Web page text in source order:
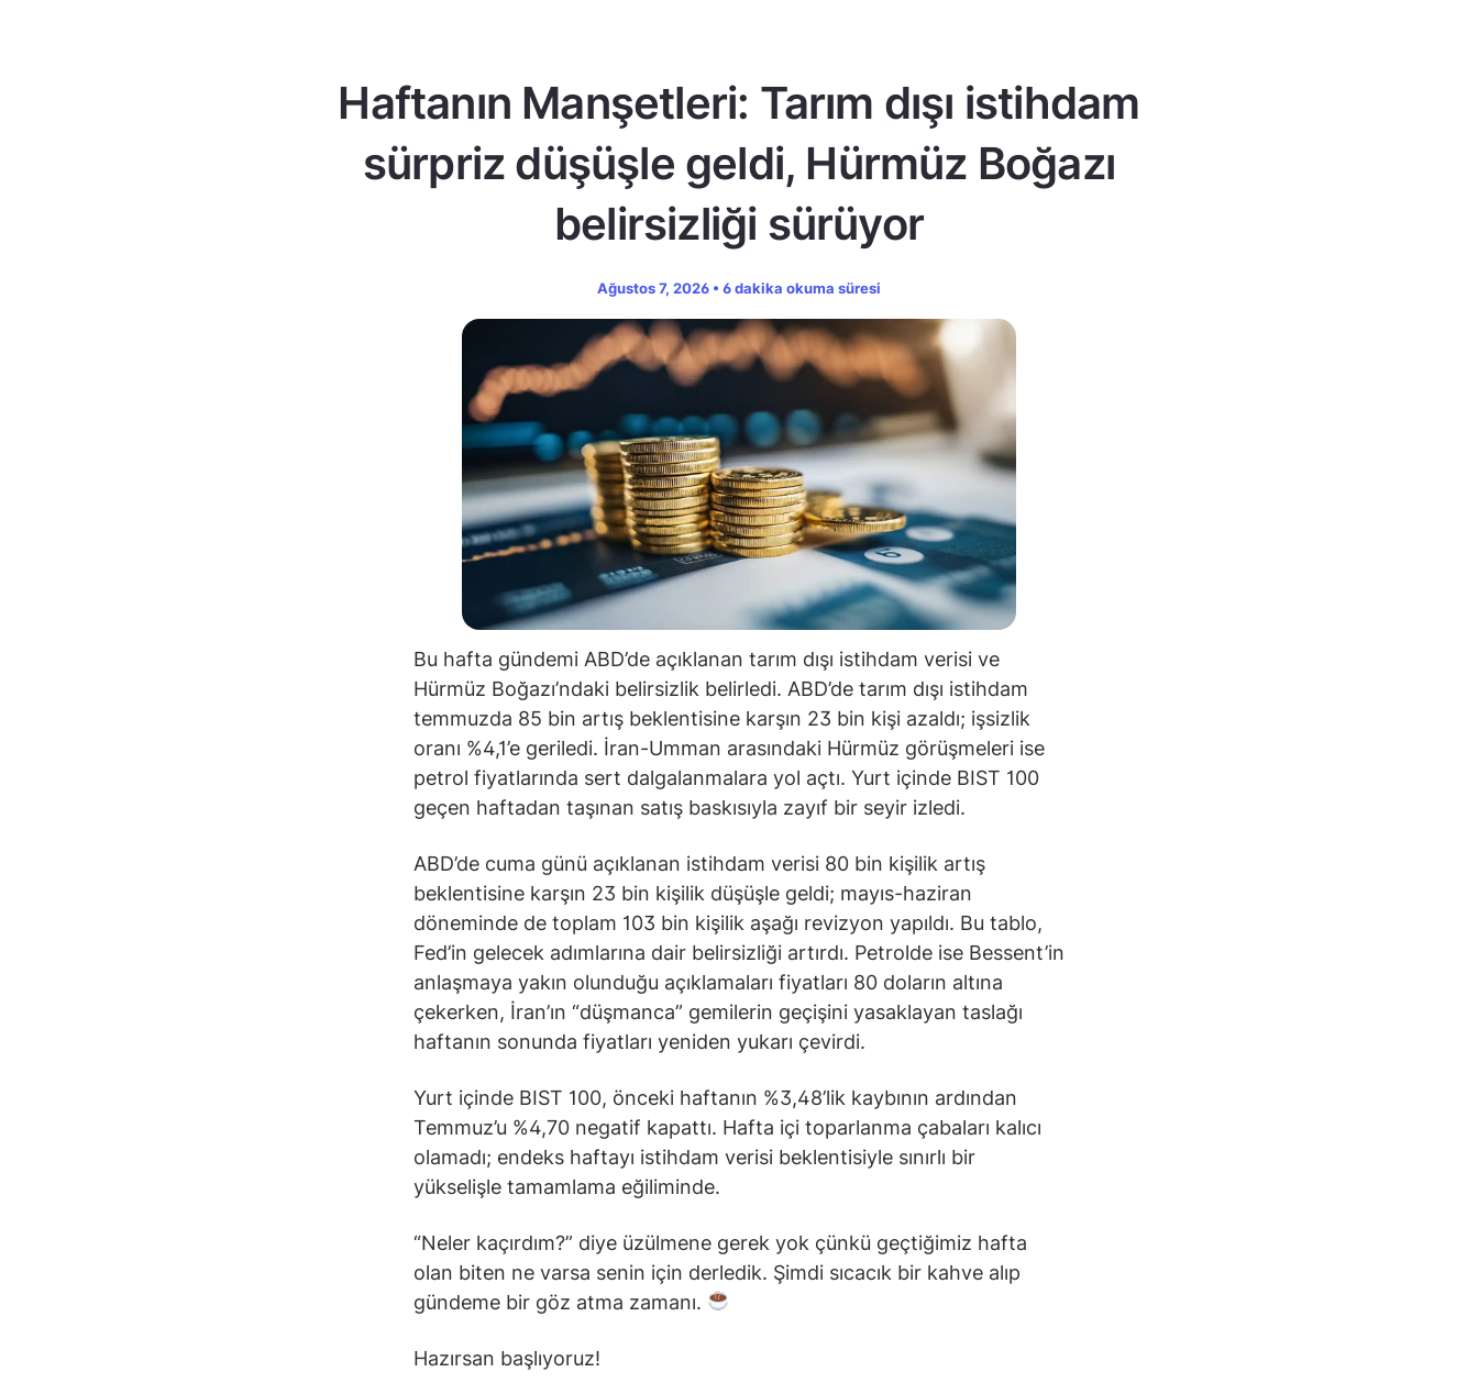
Haftanın Manşetleri: Tarım dışı istihdam
sürpriz düşüşle geldi, Hürmüz Boğazı
belirsizliği sürüyor
Ağustos 7, 2026 • 6 dakika okuma süresi
Bu hafta gündemi ABD’de açıklanan tarım dışı istihdam verisi ve
Hürmüz Boğazı’ndaki belirsizlik belirledi. ABD’de tarım dışı istihdam
temmuzda 85 bin artış beklentisine karşın 23 bin kişi azaldı; işsizlik
oranı %4,1’e geriledi. İran-Umman arasındaki Hürmüz görüşmeleri ise
petrol fiyatlarında sert dalgalanmalara yol açtı. Yurt içinde BIST 100
geçen haftadan taşınan satış baskısıyla zayıf bir seyir izledi.
ABD’de cuma günü açıklanan istihdam verisi 80 bin kişilik artış
beklentisine karşın 23 bin kişilik düşüşle geldi; mayıs-haziran
döneminde de toplam 103 bin kişilik aşağı revizyon yapıldı. Bu tablo,
Fed’in gelecek adımlarına dair belirsizliği artırdı. Petrolde ise Bessent’in
anlaşmaya yakın olunduğu açıklamaları fiyatları 80 doların altına
çekerken, İran’ın “düşmanca” gemilerin geçişini yasaklayan taslağı
haftanın sonunda fiyatları yeniden yukarı çevirdi.
Yurt içinde BIST 100, önceki haftanın %3,48’lik kaybının ardından
Temmuz’u %4,70 negatif kapattı. Hafta içi toparlanma çabaları kalıcı
olamadı; endeks haftayı istihdam verisi beklentisiyle sınırlı bir
yükselişle tamamlama eğiliminde.
“Neler kaçırdım?” diye üzülmene gerek yok çünkü geçtiğimiz hafta
olan biten ne varsa senin için derledik. Şimdi sıcacık bir kahve alıp
gündeme bir göz atma zamanı.
Hazırsan başlıyoruz!